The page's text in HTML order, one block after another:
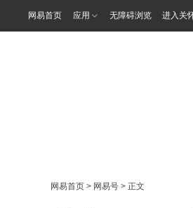
网易首页 应用 无障碍浏览 进入关
网易首页 > 网易号 > 正文